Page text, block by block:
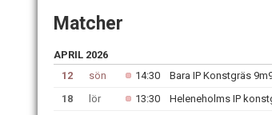
Matcher
APRIL 2026
12
sön 14:30 Bara IP Konstgräs
18
lör 13:30 Heleneholms IP